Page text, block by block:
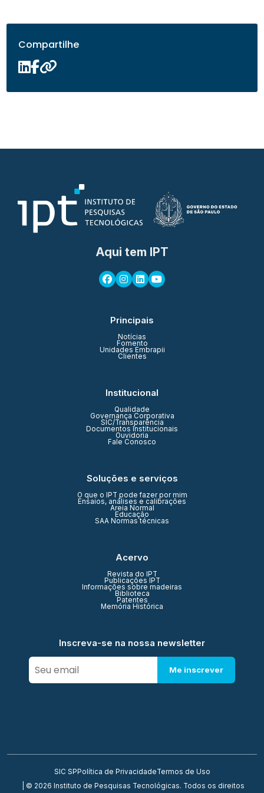
Compartilhe
Aqui tem IPT
Principais
Notícias
Fomento
Unidades Embrapii
Clientes
Institucional
Qualidade
Governança Corporativa
SIC/Transparência
Documentos Institucionais
Ouvidoria
Fale Conosco
Soluções e serviços
O que o IPT pode fazer por mim
Ensaios, análises e calibrações
Areia Normal
Educação
SAA Normas técnicas
Acervo
Revista do IPT
Publicações IPT
Informações sobre madeiras
Biblioteca
Patentes
Memória Histórica
Inscreva-se na nossa newsletter
Me inscrever
SIC SP Política de PrivacidadeTermos de Uso
| © 2026 Instituto de Pesquisas Tecnológicas. Todos os direitos